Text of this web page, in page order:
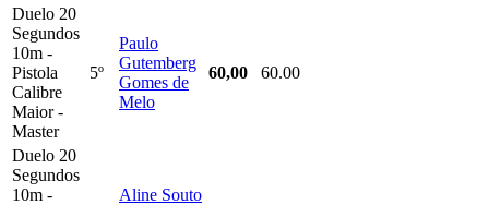
Duelo 20
Segundos
10m -
Pistola
Calibre
Maior -
Master
5º
Paulo
Gutemberg
Gomes de
Melo
60,00 60.00
Duelo 20
Segundos
10m -
Aline Souto